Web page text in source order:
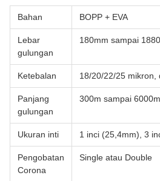
Bahan BOPP + EVA
Lebar
gulungan
180mm sampai
Ketebalan 18/20/22/25 mikron,
Panjang
gulungan
300m sampai 6000m
Ukuran inti 1 inci (25,4mm), 3
Pengobatan
Corona
Single atau Double